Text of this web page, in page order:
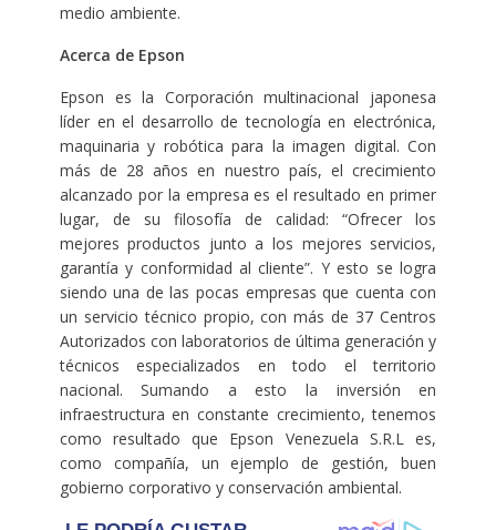
medio ambiente.
Acerca de Epson
Epson es la Corporación multinacional japonesa
líder en el desarrollo de tecnología en electrónica,
maquinaria y robótica para la imagen digital. Con
más de 28 años en nuestro país, el crecimiento
alcanzado por la empresa es el resultado en primer
lugar, de su filosofía de calidad: “Ofrecer los
mejores productos junto a los mejores servicios,
garantía y conformidad al cliente”. Y esto se logra
siendo una de las pocas empresas que cuenta con
un servicio técnico propio, con más de 37 Centros
Autorizados con laboratorios de última generación y
técnicos especializados en todo el territorio
nacional. Sumando a esto la inversión en
infraestructura en constante crecimiento, tenemos
como resultado que Epson Venezuela S.R.L es,
como compañía, un ejemplo de gestión, buen
gobierno corporativo y conservación ambiental.